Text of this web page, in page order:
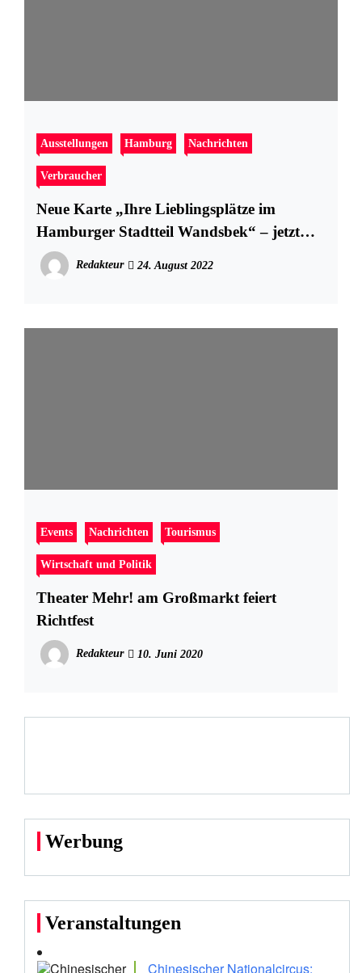
Ausstellungen Hamburg Nachrichten
Verbraucher
Neue Karte „Ihre Lieblingsplätze im
Hamburger Stadtteil Wandsbek“ – jetzt
kostenlos im QUARREE
Redakteur 24. August 2022
Events Nachrichten Tourismus
Wirtschaft und Politik
Theater Mehr! am Großmarkt feiert
Richtfest
Redakteur 10. Juni 2020
Werbung
Veranstaltungen
Chinesischer Nationalcircus: